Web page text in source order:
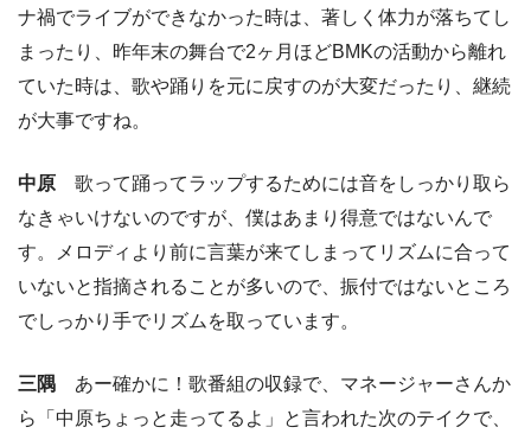
ナ禍でライブができなかった時は、著しく体力が落ちてし
まったり、昨年末の舞台で2ヶ月ほどBMKの活動から離れ
ていた時は、歌や踊りを元に戻すのが大変だったり、継続
が大事ですね。
中原 歌って踊ってラップするためには音をしっかり取ら
なきゃいけないのですが、僕はあまり得意ではないんで
す。メロディより前に言葉が来てしまってリズムに合って
いないと指摘されることが多いので、振付ではないところ
でしっかり手でリズムを取っています。
三隅 あー確かに！歌番組の収録で、マネージャーさんか
ら「中原ちょっと走ってるよ」と言われた次のテイクで、